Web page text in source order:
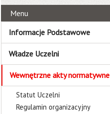
Menu
Informacje Podstawowe
Władze Uczelni
Wewnętrzne akty normatywne
Statut Uczelni
Regulamin organizacyjny